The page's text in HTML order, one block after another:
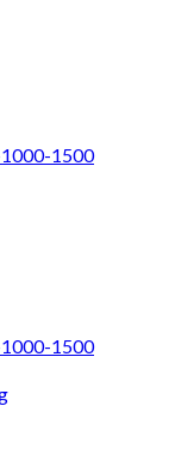
1500
1500